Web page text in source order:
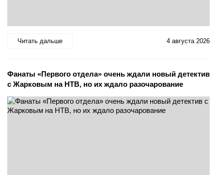
Читать дальше 4 августа 2026
Фанаты «Первого отдела» очень ждали новый детектив
с Жарковым на НТВ, но их ждало разочарование